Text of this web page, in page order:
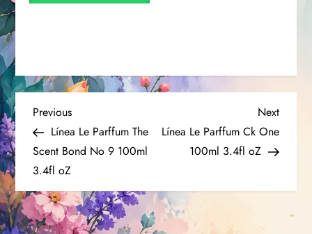
Previous
Línea Le Parffum The
Scent Bond No 9 100ml
3.4fl oZ
Next
Línea Le Parffum Ck One
100ml 3.4fl oZ